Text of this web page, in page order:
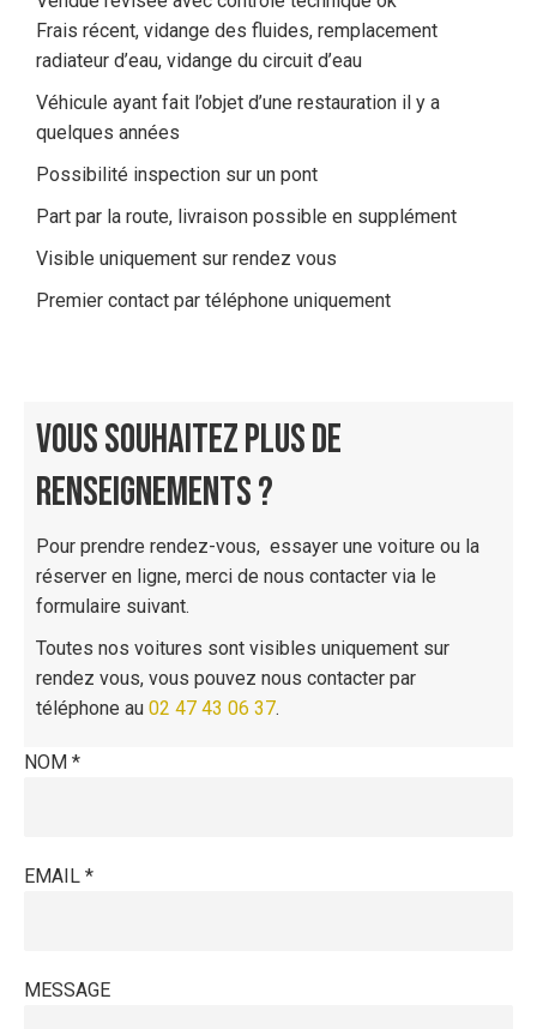
Frais récent, vidange des fluides, remplacement
radiateur d’eau, vidange du circuit d’eau
Véhicule ayant fait l’objet d’une restauration il y a
quelques années
Possibilité inspection sur un pont
Part par la route, livraison possible en supplément
Visible uniquement sur rendez vous
Premier contact par téléphone uniquement
VOUS SOUHAITEZ PLUS DE
RENSEIGNEMENTS ?
Pour prendre rendez-vous, essayer une voiture ou la
réserver en ligne, merci de nous contacter via le
formulaire suivant.
Toutes nos voitures sont visibles uniquement sur
rendez vous, vous pouvez nous contacter par
téléphone au 02 47 43 06 37.
NOM *
EMAIL *
MESSAGE